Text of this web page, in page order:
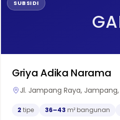
SUBSIDI
Griya Adika Narama
Jl. Jampang Raya,
2 tipe 36–43 m² bangunan